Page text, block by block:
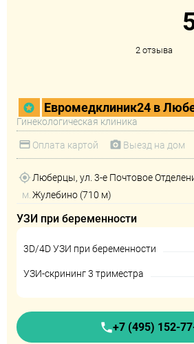
2 отзыва
Евромедклиник24 в
Гинекологическая клиника
Оплата картой Выезд на дом
Люберцы, ул. 3-е Почтовое
м. Жулебино (710 м)
УЗИ при беременности
3D/4D УЗИ при беременности
УЗИ-скрининг 3 триместра
+7 (495) 152-